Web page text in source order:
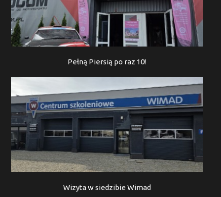
Pełną Piersią po raz 10!
Wizyta w siedzibie Wimad